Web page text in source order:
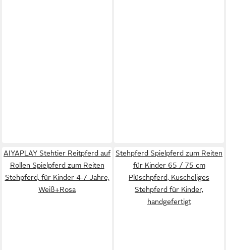
AIYAPLAY Stehtier Reitpferd auf
Rollen Spielpferd zum Reiten
Stehpferd, für Kinder 4-7 Jahre,
Weiß+Rosa
Stehpferd Spielpferd zum Reiten
für Kinder 65 / 75 cm
Plüschpferd, Kuscheliges
Stehpferd für Kinder,
handgefertigt